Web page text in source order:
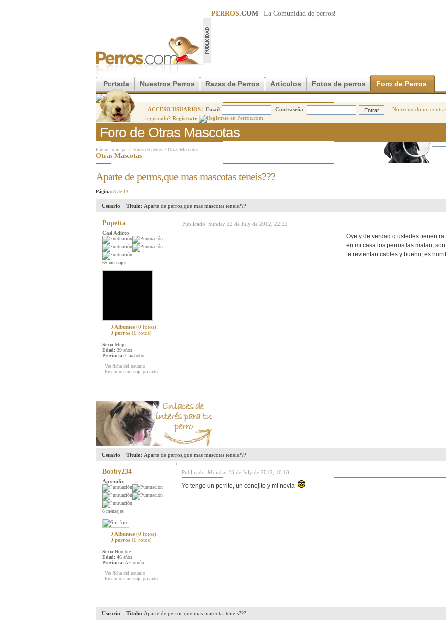
PERROS.COM | La Comunidad de perros!
Portada Nuestros Perros Razas de Perros Artículos Fotos de perros Foro de Perros
ACCESO USUARIOS | Email Contraseña No recuerdo mi
registrado? Regístrate
Foro de Otras Mascotas
Página principal / Foros de perros / Otras Mascotas
Otras Mascotas
Aparte de perros,que mas mascotas teneis???
Página: 8 de 13
Usuario Titulo: Aparte de perros,que mas mascotas teneis???
Pupetta
Casi Adicto
65 mensajes
0 Albumes (0 fotos)
0 perros (0 fotos)
Sexo: Mujer
Edad: 39 años
Provincia: Carabobo
Ver ficha del usuario
Enviar un mensaje privado
Publicado: Sunday 22 de July de 2012, 22:22
Oye y de verdad q ustedes tienen
en mi casa los perros las matan,
te revientan cables y bueno, es
Usuario Titulo: Aparte de perros,que mas mascotas teneis???
Bobby234
Aprendiz
6 mensajes
0 Albumes (0 fotos)
0 perros (0 fotos)
Sexo: Hombre
Edad: 46 años
Provincia: A Coruña
Ver ficha del usuario
Enviar un mensaje privado
Publicado: Monday 23 de July de 2012, 10:18
Yo tengo un perrito, un conejito y mi novia
Usuario Titulo: Aparte de perros,que mas mascotas teneis???